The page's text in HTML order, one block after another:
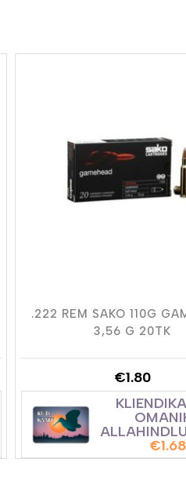
.222 REM SAKO 110G
3,56 G 20TK
€1.80
€1.68